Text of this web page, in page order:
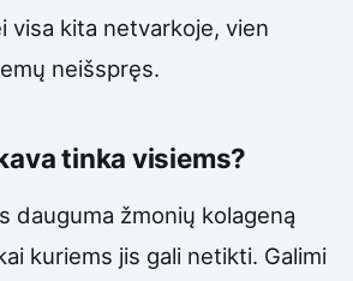
visa kita netvarkoje, vien
neišspręs.
tinka visiems?
dauguma žmonių kolageną
kuriems jis gali netikti. Galimi